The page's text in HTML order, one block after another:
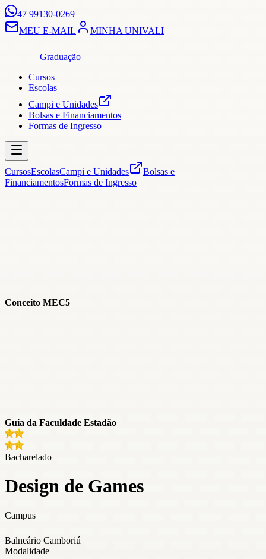
47 99130-0269
MEU E-MAIL
MINHA UNIVALI
Graduação
Cursos
Escolas
Campi e Unidades
Bolsas e Financiamentos
Formas de Ingresso
CursosEscolasCampi e Unidades
Bolsas e
FinanciamentosFormas de Ingresso
Conceito MEC5
Guia da Faculdade Estadão
Bacharelado
Design de Games
Campus
Balneário Camboriú
Modalidade